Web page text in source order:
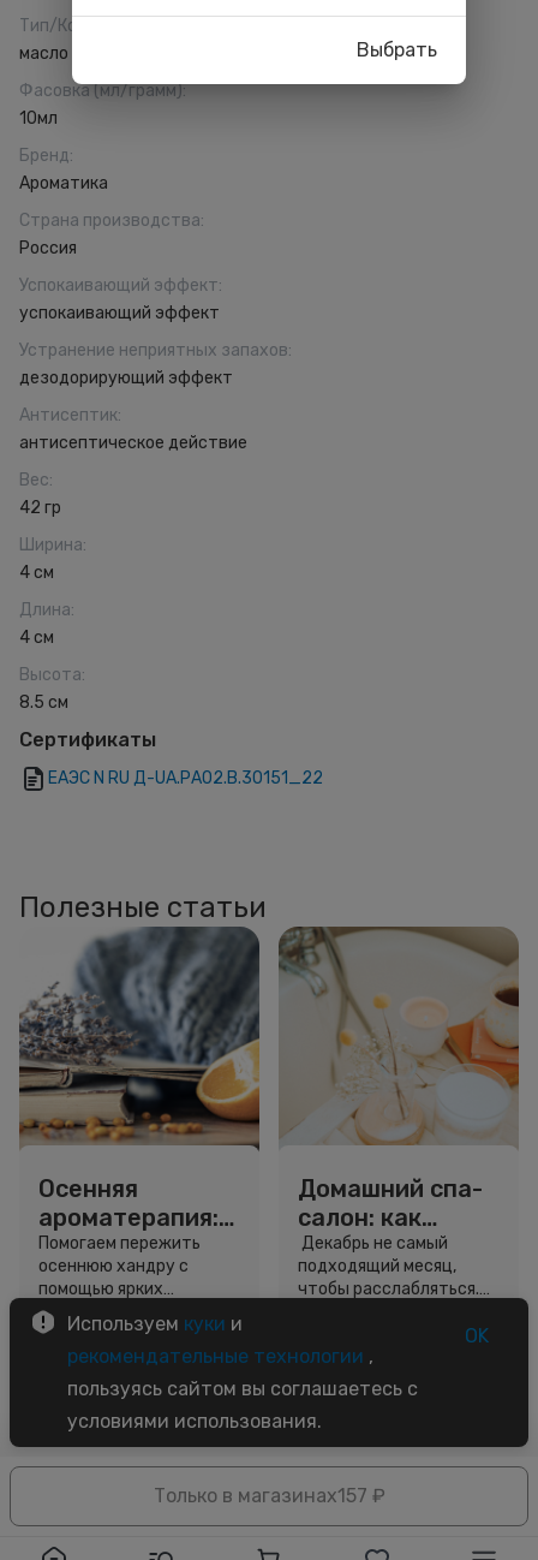
Только в магазинах157 ₽
Тип/Консистенция
масло
Фасовка (мл/грамм):
10мл
Бренд:
Ароматика
Страна производства:
Россия
Успокаивающий эффект:
успокаивающий эффект
Устранение неприятных запахов:
дезодорирующий эффект
Антисептик:
антисептическое действие
Вес:
42 гр
Ширина:
4 см
Длина:
4 см
Высота:
8.5 см
Сертификаты
ЕАЭС N RU Д-UA.РА02.В.30151_22
Полезные статьи
Осенняя
ароматерапия:
как избавиться
от хандры
Помогаем пережить
осеннюю хандру с
помощью ярких
ароматов. Как это
сделать — рассказали в
статье.
6 минут
Домашний спа-
салон: как
организовать
для себя
идеальный
подходящий месяц,
чтобы расслабляться.
закрывать проекты и
успевать с отчетами, а
покупка подарков для
приятные, но хлопоты.
Однако выделить один
день на заботу о себе
можно всегда.
5 минут
Используем куки и
рекомендательные технологии ,
пользуясь сайтом вы соглашаетесь с
условиями использования.
OK
Выбрать